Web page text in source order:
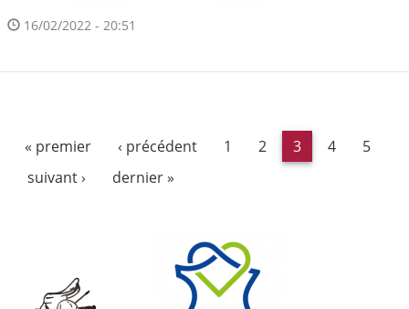
16/02/2022 - 20:51
« premier ‹ précédent 1 2 3 4
5
suivant ›
dernier »